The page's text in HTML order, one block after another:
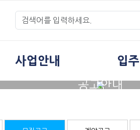
사업안내 입
공고안내